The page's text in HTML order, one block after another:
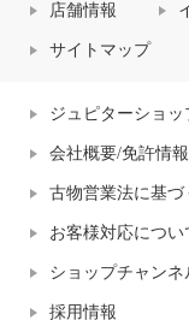
店舗情報
サイトマップ
ジュピターショ
会社概要/免許情報
古物営業法に基づ
お客様対応につい
ショップチャン
採用情報